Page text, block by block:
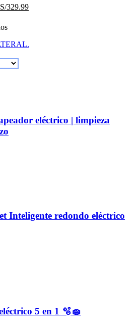
S/329.99
eléctrico | limpieza
Inteligente redondo eléctrico
5 en 1 🫧🧽